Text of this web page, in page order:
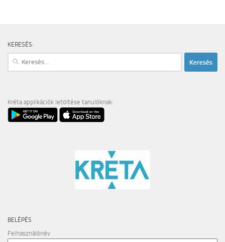
KERESÉS:
Keresés:
Kréta applikációk letöltése tanulóknak:
BELÉPÉS
Felhasználónév